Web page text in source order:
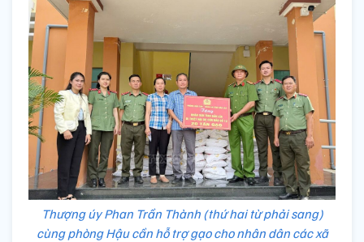
Thượng úy Phan Trần Thành (thứ hai từ phải sang)
cùng phòng Hậu cần hỗ trợ gạo cho nhân dân các xã